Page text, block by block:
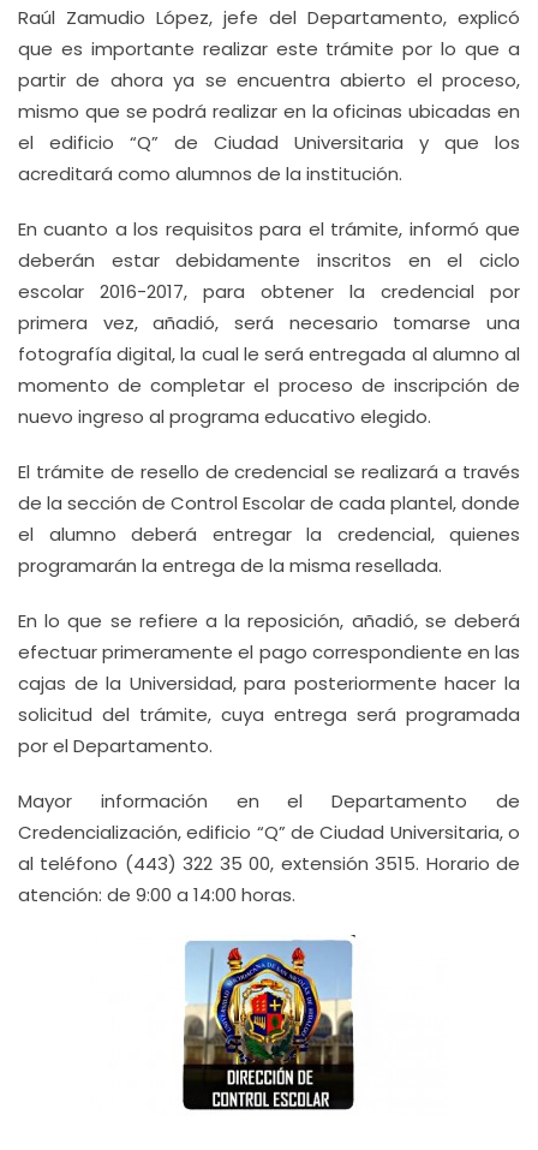
Raúl Zamudio López, jefe del Departamento, explicó
que es importante realizar este trámite por lo que a
partir de ahora ya se encuentra abierto el proceso,
mismo que se podrá realizar en la oficinas ubicadas en
el edificio “Q” de Ciudad Universitaria y que los
acreditará como alumnos de la institución.
En cuanto a los requisitos para el trámite, informó que
deberán estar debidamente inscritos en el ciclo
escolar 2016-2017, para obtener la credencial por
primera vez, añadió, será necesario tomarse una
fotografía digital, la cual le será entregada al alumno al
momento de completar el proceso de inscripción de
nuevo ingreso al programa educativo elegido.
El trámite de resello de credencial se realizará a través
de la sección de Control Escolar de cada plantel, donde
el alumno deberá entregar la credencial, quienes
programarán la entrega de la misma resellada.
En lo que se refiere a la reposición, añadió, se deberá
efectuar primeramente el pago correspondiente en las
cajas de la Universidad, para posteriormente hacer la
solicitud del trámite, cuya entrega será programada
por el Departamento.
Mayor información en el Departamento de
Credencialización, edificio “Q” de Ciudad Universitaria, o
al teléfono (443) 322 35 00, extensión 3515. Horario de
atención: de 9:00 a 14:00 horas.